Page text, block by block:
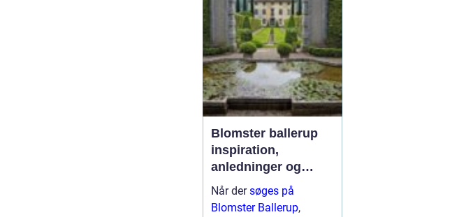
med dyb sm...
Blomster ballerup
inspiration,
anledninger og
lokale muligheder
Når dersøges på
Blomster Ballerup,